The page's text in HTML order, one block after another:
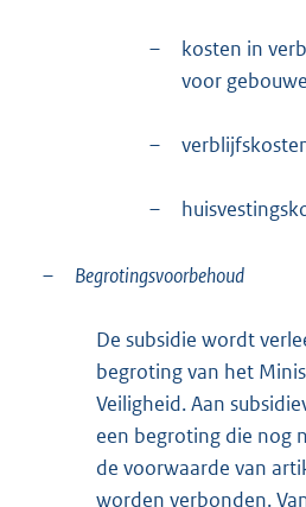
–
kosten in
voor
–
–
– Begrotingsvoorbehoud
De subsidie wordt
begroting van het
Veiligheid. Aan
een begroting die nog
de voorwaarde van
worden verbonden.